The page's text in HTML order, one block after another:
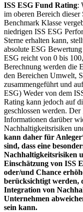
ISS ESG Fund Rating:
im oberen Bereich
Benchmark Klasse
niedrigen ISS ESG
Sterne erhalten kann,
absolute ESG
ESG reicht von 0 bis
Berechnung werden die
den Bereichen Umwelt,
zusammengeführt und
ESG) Weder von dem
Rating kann jedoch auf
geschlossen werden.
Informationen darüber
Nachhaltigkeitsrisiken
kann daher für
sind, dass eine
Nachhaltigkeitsrisiken
Einschätzung von ISS
oder/und Chance
berücksichtigt werden,
Integration von
Unternehmen
sein kann.